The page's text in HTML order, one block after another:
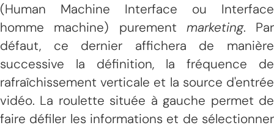
(Human Machine Interface ou Interface
homme machine) purement marketing. Par
défaut, ce dernier affichera de manière
successive la définition, la fréquence de
rafraîchissement verticale et la source d'entrée
vidéo. La roulette située à gauche permet de
faire défiler les informations et de sélectionner